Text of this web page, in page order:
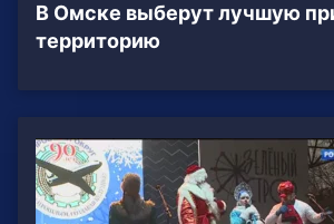
В Омске выберут лучшую
территорию